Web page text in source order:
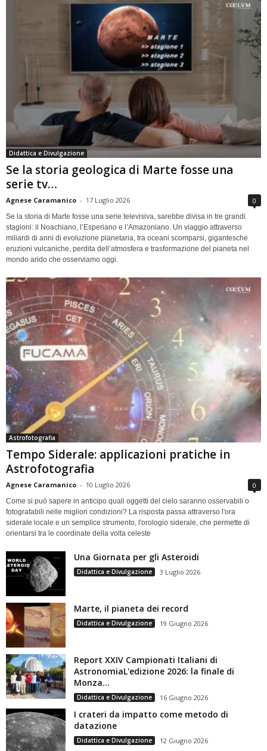
Didattica e Divulgazione
Se la storia geologica di Marte fosse una
serie tv…
Agnese Caramanico - 17 Luglio 2026 0
Se la storia di Marte fosse una serie televisiva, sarebbe divisa in tre grandi
stagioni: il Noachiano, l’Esperiano e l’Amazoniano. Un viaggio attraverso
miliardi di anni di evoluzione planetaria, tra oceani scomparsi, gigantesche
eruzioni vulcaniche, perdita dell’atmosfera e trasformazione del pianeta nel
mondo arido che osserviamo oggi.
Astrofotografia
Tempo Siderale: applicazioni pratiche in
Astrofotografia
Agnese Caramanico - 10 Luglio 2026 0
Come si può sapere in anticipo quali oggetti del cielo saranno osservabili o
fotografabili nelle migliori condizioni? La risposta passa attraverso l'ora
siderale locale e un semplice strumento, l'orologio siderale, che permette di
orientarsi tra le coordinate della volta celeste
Una Giornata per gli Asteroidi
Didattica e Divulgazione 3 Luglio 2026
Marte, il pianeta dei record
Didattica e Divulgazione 19 Giugno 2026
Report XXIV Campionati Italiani di
AstronomiaL'edizione 2026: la finale di
Monza...
Didattica e Divulgazione 16 Giugno 2026
I crateri da impatto come metodo di
datazione
Didattica e Divulgazione 12 Giugno 2026